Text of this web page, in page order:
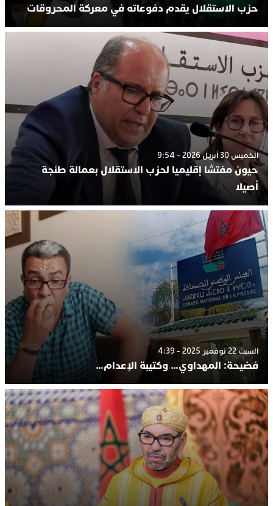
حزب الاستقلال يقدم دفوعاته في معركة المحروقات
الخميس 30 أبريل 2026 - 9:54
حيون مفتشا إقليميا لحزب الاستقلال بعمالة طنجة
أصيلا
السبت 22 نوفمبر 2025 - 4:39
فضيحة: المهداوي… وكتيبة الإعدام…